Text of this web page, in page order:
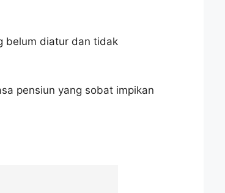
belum diatur dan tidak
pensiun yang sobat impikan